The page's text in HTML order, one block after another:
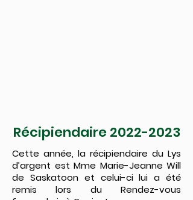
Récipiendaire2022-2023
Cette année, la récipiendaire du Lys
d’argent est Mme Marie-Jeanne Will
de Saskatoon et celui-ci lui a été
remis lors du Rendez-vous